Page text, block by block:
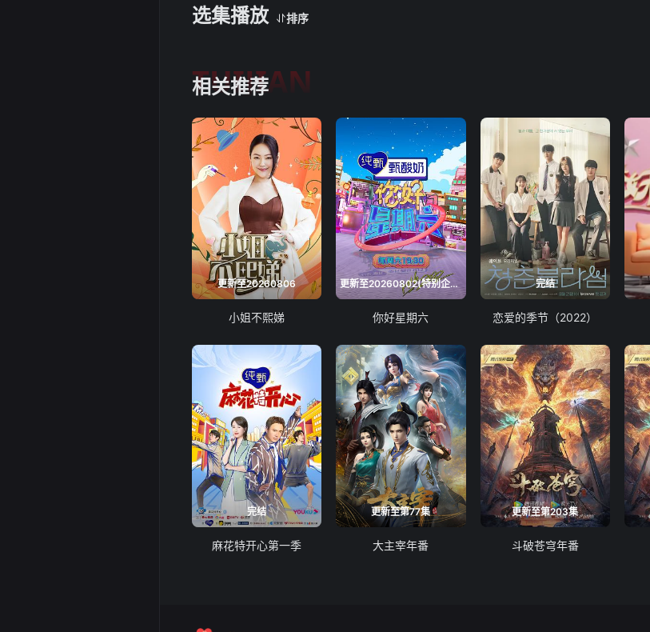
选集播放 排序
相关推荐
TUIJIAN
更新至20260806
小姐不熙娣
更新至20260802(特别企划)
你好星期六
完结
恋爱的季节（2022）
完结
麻花特开心第一季
更新至第77集
大主宰年番
更新至第203集
斗破苍穹年番